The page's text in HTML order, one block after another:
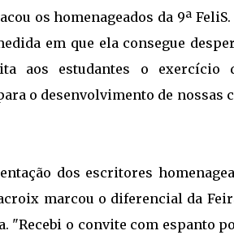
os homenageados da 9ª
em que ela consegue
aos estudantes o
o desenvolvimento de nossas
dos escritores
marcou o diferencial da
"Recebi o convite com espanto